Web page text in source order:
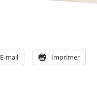
E-mail Imprimer